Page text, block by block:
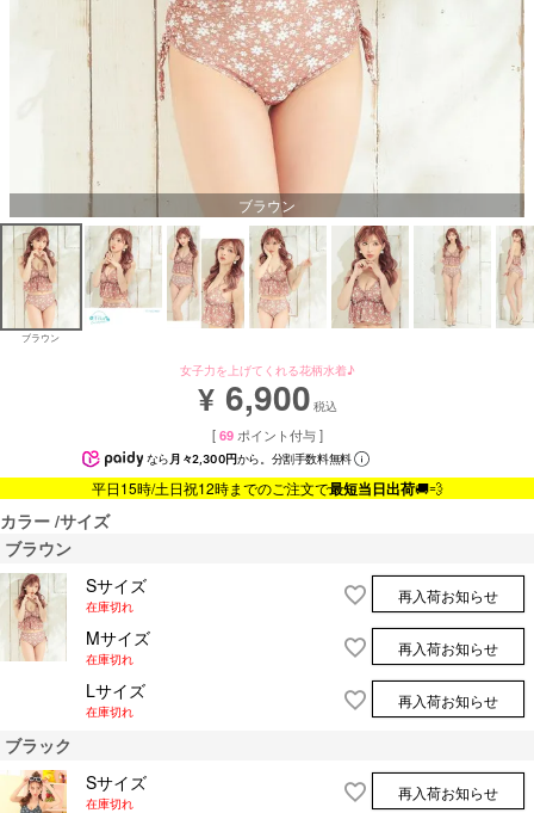
ブラウン
ブラウン
女子力を上げてくれる花柄水着♪
¥ 6,900 税込
[ 69 ポイント付与 ]
なら月々2,300円から。分割手数料無料
平日15時/土日祝12時までのご注文で最短当日出荷🚚💨
カラー サイズ
ブラウン
Sサイズ
在庫切れ
再入荷お知らせ
Mサイズ
在庫切れ
再入荷お知らせ
Lサイズ
在庫切れ
再入荷お知らせ
ブラック
Sサイズ
在庫切れ
再入荷お知らせ